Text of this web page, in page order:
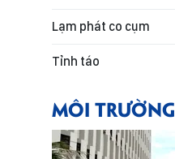
Lạm phát co cụm
Tỉnh táo
MÔI TRƯỜNG